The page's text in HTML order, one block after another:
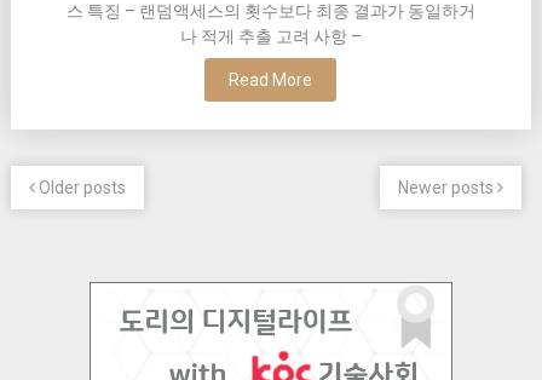
스 특징 – 랜덤액세스의 횟수보다 최종 결과가 동일하거
나 적게 추출 고려 사항 –
Read More
Older posts Newer posts